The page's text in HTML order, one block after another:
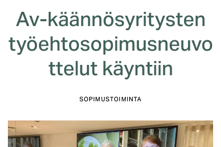
Av-käännösyritysten
työehtosopimusneuvo
ttelut käyntiin
SOPIMUSTOIMINTA